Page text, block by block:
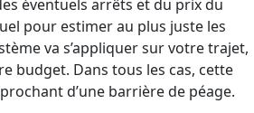
éventuels arrêts et du prix du
pour estimer au plus juste les
va s’appliquer sur votre trajet,
budget. Dans tous les cas, cette
d’une barrière de péage.